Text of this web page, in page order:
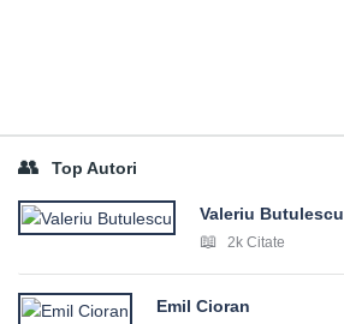
Top Autori
Valeriu Butulescu
2k Citate
Emil Cioran